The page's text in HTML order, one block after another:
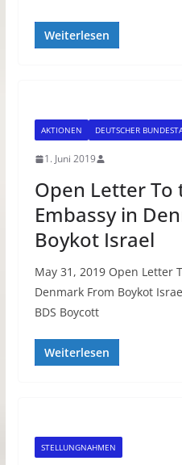
Weiterlesen
AKTIONEN DEUTSCHER
1. Juni 2019
Open Letter To
Embassy in
Boykot Israel
May 31, 2019 Open Letter
Denmark From Boykot
BDS Boycott
Weiterlesen
STELLUNGNAHMEN